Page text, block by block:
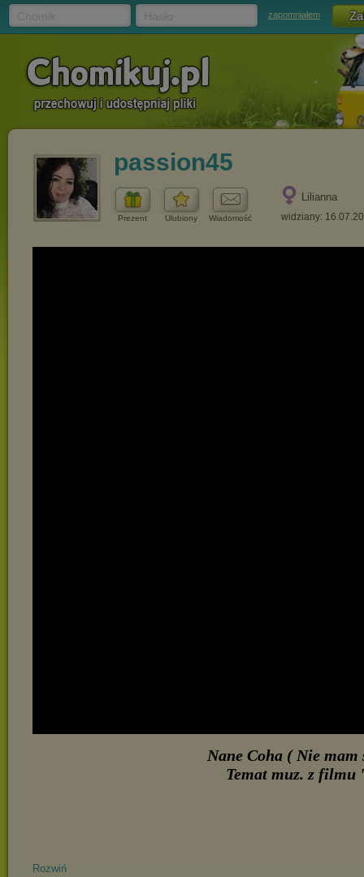
zapomniałem
passion45
Prezent Ulubiony Wiadomość
Lilianna
widziany:
Rozwiń